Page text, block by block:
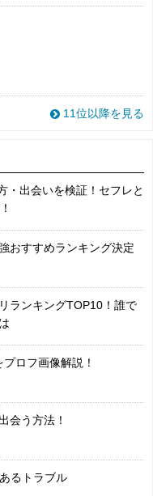
11位以降を見る
・出会いを検証！セフレと
おすすめランキング決定
ランキングTOP10！誰で
ロフ画像解説！
会う方法！
るトラブル